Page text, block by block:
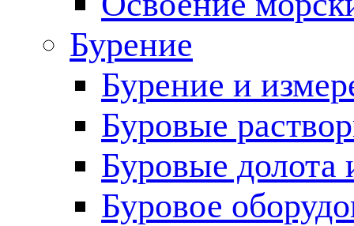
Бурение
Бурение и
Буровые
Буровые долота
Буровое